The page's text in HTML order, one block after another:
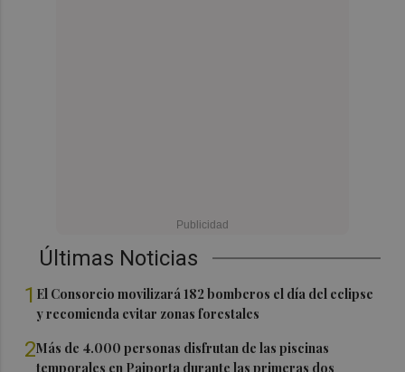
Últimas Noticias
1 El Consorcio movilizará 182 bomberos el día del eclipse
y recomienda evitar zonas forestales
2Más de 4.000 personas disfrutan de las piscinas
temporales en Paiporta durante las primeras dos